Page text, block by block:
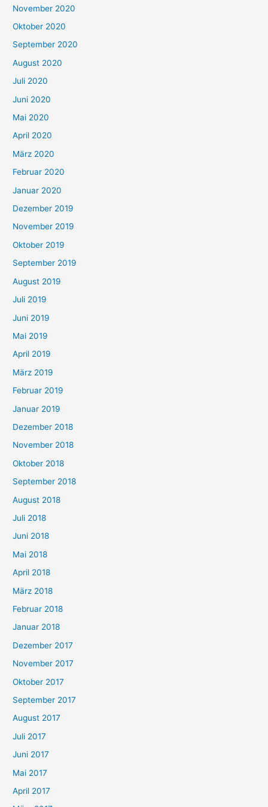
November 2020
Oktober 2020
September 2020
August 2020
Juli 2020
Juni 2020
Mai 2020
April 2020
März 2020
Februar 2020
Januar 2020
Dezember 2019
November 2019
Oktober 2019
September 2019
August 2019
Juli 2019
Juni 2019
Mai 2019
April 2019
März 2019
Februar 2019
Januar 2019
Dezember 2018
November 2018
Oktober 2018
September 2018
August 2018
Juli 2018
Juni 2018
Mai 2018
April 2018
März 2018
Februar 2018
Januar 2018
Dezember 2017
November 2017
Oktober 2017
September 2017
August 2017
Juli 2017
Juni 2017
Mai 2017
April 2017